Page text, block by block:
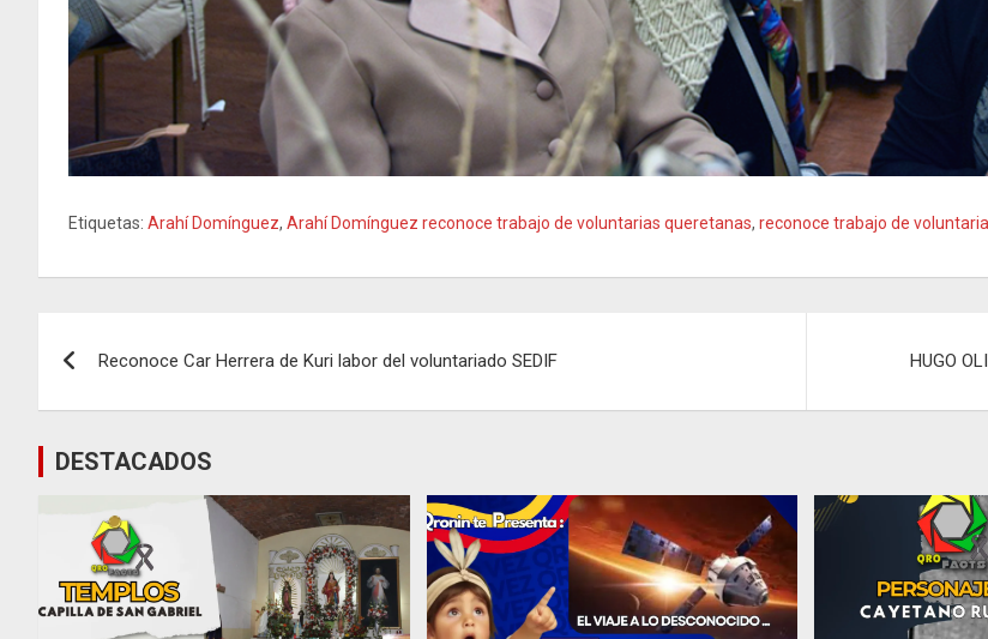
Etiquetas: Arahí Domínguez, Arahí Domínguez reconoce trabajo de voluntarias queretanas, reconoce trabajo de
entradas
Reconoce Car Herrera de Kuri labor del voluntariado SEDIF HUGO
DESTACADOS